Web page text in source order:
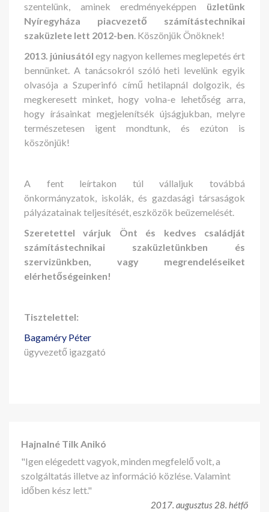
szentelünk, aminek eredményeképpen üzletünk
Nyíregyháza piacvezető számítástechnikai
szaküzlete lett 2012-ben. Köszönjük Önöknek!
2013. júniusától egy nagyon kellemes meglepetés ért
bennünket. A tanácsokról szóló heti levelünk egyik
olvasója a Szuperinfó című hetilapnál dolgozik, és
megkeresett minket, hogy volna-e lehetőség arra,
hogy írásainkat megjelenítsék újságjukban, melyre
természetesen igent mondtunk, és ezúton is
köszönjük!
A fent leírtakon túl vállaljuk továbbá
önkormányzatok, iskolák, és gazdasági társaságok
pályázatainak teljesítését, eszközök beüzemelését.
Szeretettel várjuk Önt és kedves családját
számítástechnikai szaküzletünkben és
szervizünkben, vagy megrendeléseiket
elérhetőségeinken!
Tisztelettel:
Bagaméry Péter
ügyvezető igazgató
Hajnalné Tilk Anikó
"Igen elégedett vagyok, minden megfelelő volt, a
szolgáltatás illetve az információ közlése. Valamint
időben kész lett."
2017. augusztus 28. hétfő